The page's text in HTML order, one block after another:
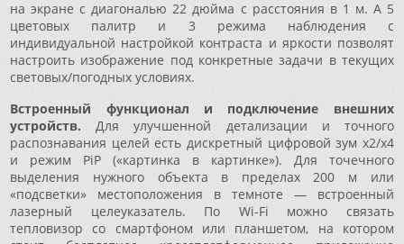
на экране с диагональю 22 дюйма с расстояния в 1 м. А 5
цветовых палитр и 3 режима наблюдения с
индивидуальной настройкой контраста и яркости позволят
настроить изображение под конкретные задачи в текущих
световых/погодных условиях.
Встроенный функционал и подключение внешних
устройств. Для улучшенной детализации и точного
распознавания целей есть дискретный цифровой зум x2/x4
и режим PiP («картинка в картинке»). Для точечного
выделения нужного объекта в пределах 200 м или
«подсветки» местоположения в темноте — встроенный
лазерный целеуказатель. По Wi-Fi можно связать
тепловизор со смартфоном или планшетом, на котором